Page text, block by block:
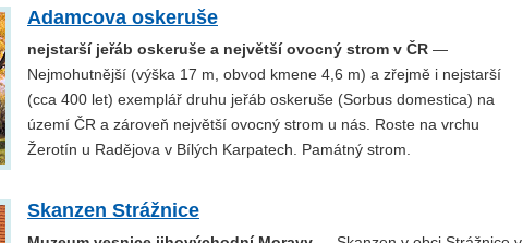
Adamcova oskeruše
nejstarší jeřáb oskeruše a největší ovocný strom v ČR —
Nejmohutnější (výška 17 m, obvod kmene 4,6 m) a zřejmě i nejstarší
(cca 400 let) exemplář druhu jeřáb oskeruše (Sorbus domestica) na
území ČR a zároveň největší ovocný strom u nás. Roste na vrchu
Žerotín u Radějova v Bílých Karpatech. Památný strom.
Skanzen Strážnice